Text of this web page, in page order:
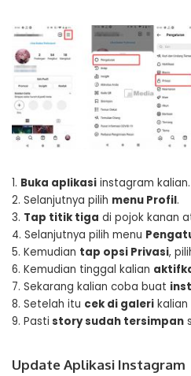
1. Buka aplikasi instagram kalian.
2. Selanjutnya pilih menu Profil.
3. Tap titik tiga di pojok kanan
4. Selanjutnya pilih menu
5. Kemudian tap opsi Privasi,
6. Kemudian tinggal kalian
7. Sekarang kalian coba buat
8. Setelah itu cek di galeri
9. Pasti story sudah tersimpan
Update Aplikasi Instagram